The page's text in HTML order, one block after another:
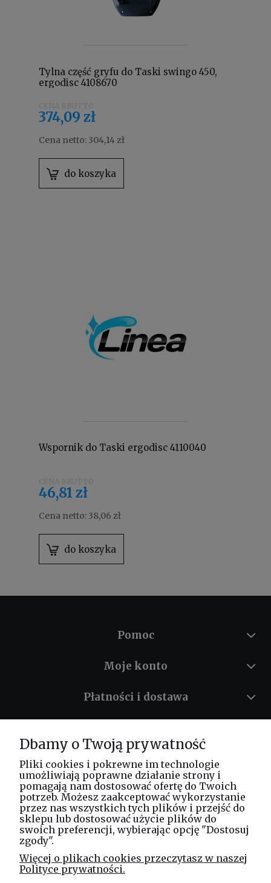
Tylna część gryfu do Taski swingo 450,
ergodisc 4108670
374,09 zł
Cena netto: 304,14 zł
do koszyka
Wspornik do Taski ergodisc 4110040
46,81 zł
Cena netto: 38,06 zł
do koszyka
Pomoc
Moje konto
Płatności i dostawa
O nas
Masz pytania? Zadzwoń!
tel. kom. 730 994 188
Spółka Jawna
ul. Technologiczna 44
Dbamy o Twoją prywatność
Pliki cookies i pokrewne im technologie
umożliwiają poprawne działanie strony i
pomagają nam dostosować ofertę do Twoich
potrzeb. Możesz zaakceptować wykorzystanie
przez nas wszystkich tych plików i przejść do
sklepu lub dostosować użycie plików do
swoich preferencji, wybierając opcję "Dostosuj
zgody".
Więcej o plikach cookies przeczytasz w naszej
Polityce prywatności.